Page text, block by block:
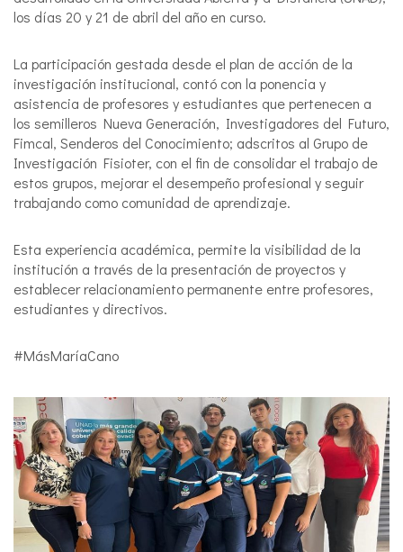
los días 20 y 21 de abril del año en curso.
La participación gestada desde el plan de acción de la
investigación institucional, contó con la ponencia y
asistencia de profesores y estudiantes que pertenecen a
los semilleros Nueva Generación, Investigadores del Futuro,
Fimcal, Senderos del Conocimiento; adscritos al Grupo de
Investigación Fisioter, con el fin de consolidar el trabajo de
estos grupos, mejorar el desempeño profesional y seguir
trabajando como comunidad de aprendizaje.
Esta experiencia académica, permite la visibilidad de la
institución a través de la presentación de proyectos y
establecer relacionamiento permanente entre profesores,
estudiantes y directivos.
#MásMaríaCano